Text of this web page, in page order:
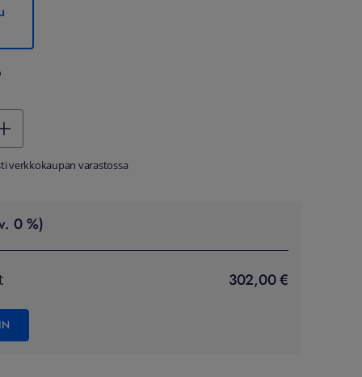
verkkokaupan varastossa
0 %)
302,00 €